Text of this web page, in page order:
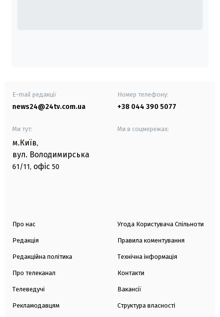
E-mail редакції
news24@24tv.com.ua
Номер телефону:
+38 044 390 5077
Ми тут:
м.Київ,
вул. Володимирська
61/11, офіс 50
Ми в соцмережах:
Про нас
Редакція
Редакційна політика
Про телеканал
Телеведучі
Рекламодавцям
Угода Користувача Спільноти
Правила коментування
Технічна інформація
Контакти
Вакансії
Структура власності